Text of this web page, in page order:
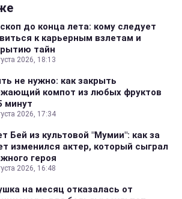
до конца лета: кому следует
к карьерным взлетам и
тайн
2026, 18:13
не нужно: как закрыть
компот из любых фруктов
минут
2026, 17:34
Бей из культовой "Мумии": как за
изменился актер, который сыграл
героя
2026, 16:48
на месяц отказалась от